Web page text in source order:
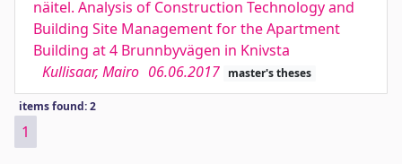
näitel. Analysis of Construction Technology and
Building Site Management for the Apartment
Building at 4 Brunnbyvägen in Knivsta
Kullisaar, Mairo 06.06.2017 master's theses
items found: 2
1